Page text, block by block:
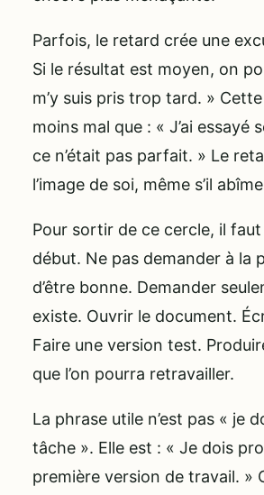
Parfois, le retard crée une
Si le résultat est moyen, on
m’y suis pris trop tard. »
moins mal que : « J’ai essayé
ce n’était pas parfait. » Le
l’image de soi, même s’il
Pour sortir de ce cercle, il faut
début. Ne pas demander à la
d’être bonne. Demander
existe. Ouvrir le document.
Faire une version test.
que l’on pourra retravailler.
La phrase utile n’est pas « je
tâche ». Elle est : « Je dois
première version de travail. »